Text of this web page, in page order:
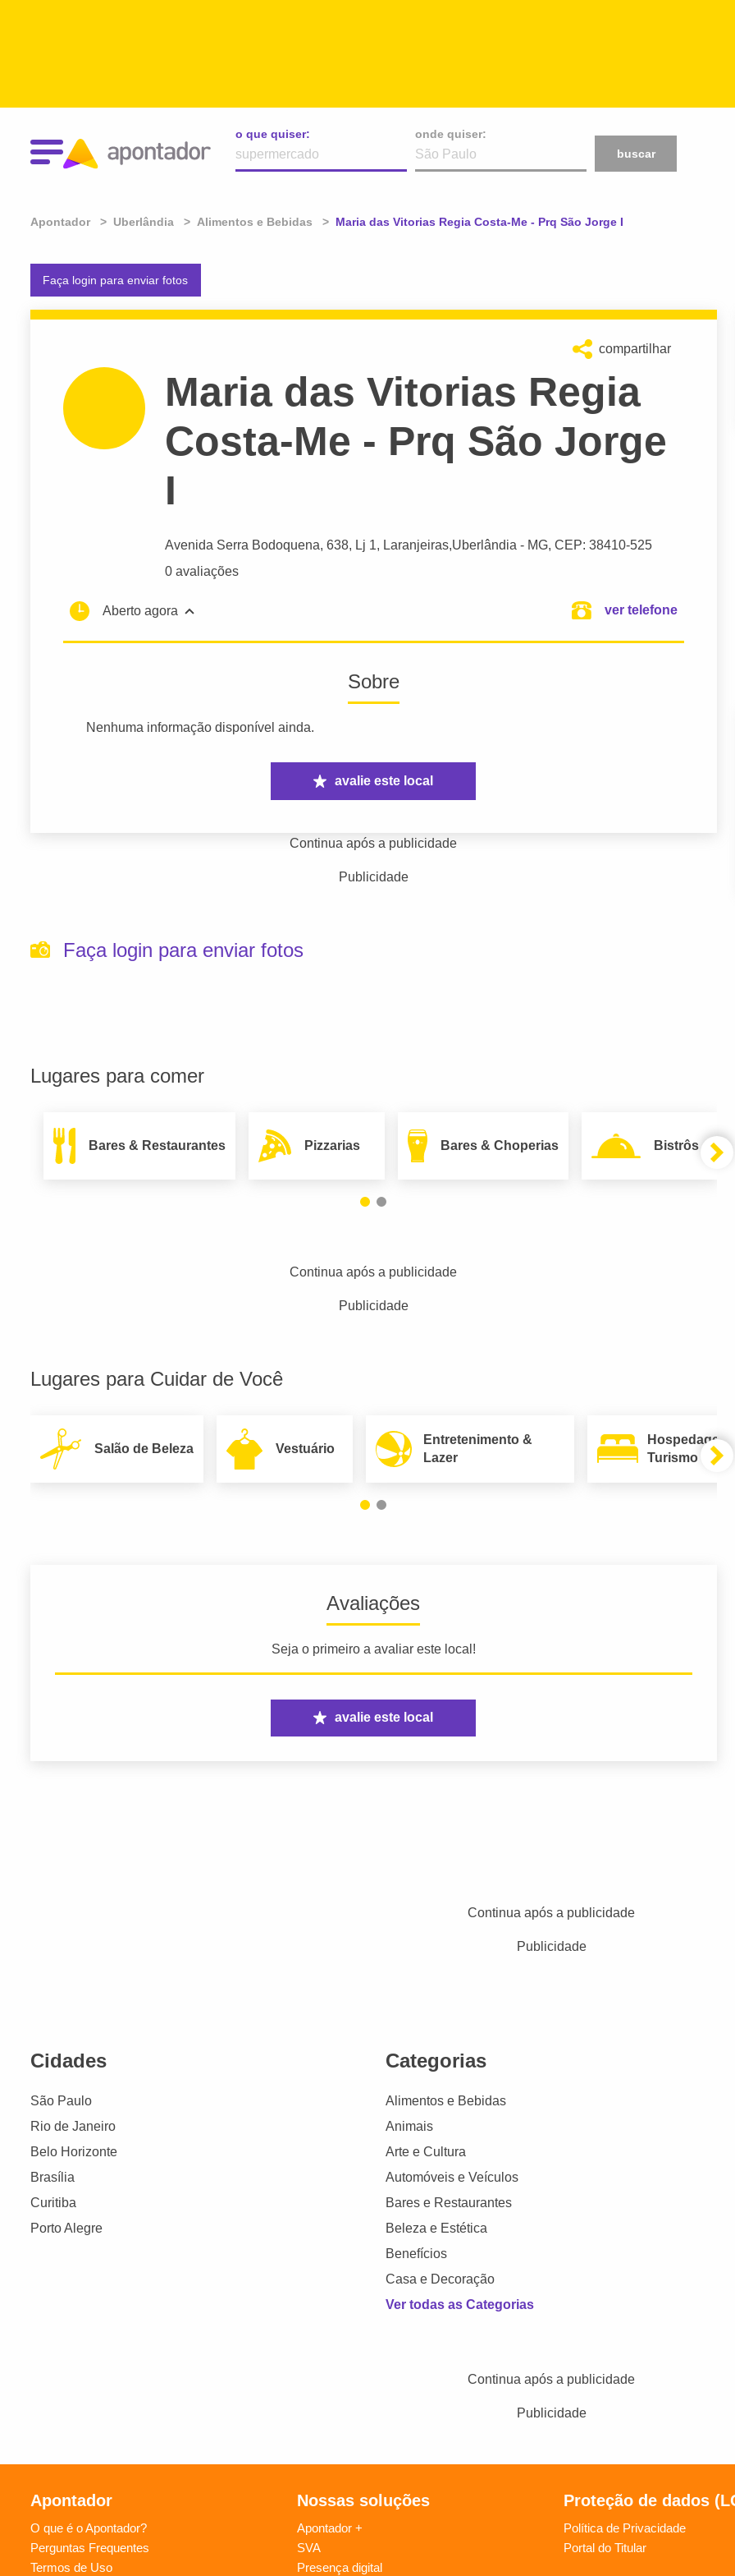
o que quiser:
onde quiser:
buscar
Apontador Uberlândia Alimentos e Bebidas Atual:
Maria das Vitorias Regia Costa-Me - Prq São Jorge I
Faça login para enviar fotos
compartilhar
Maria das Vitorias Regia
Costa-Me - Prq São Jorge
I
Avenida Serra Bodoquena, 638, Lj 1, Laranjeiras,Uberlândia - MG, CEP: 38410-525
0 avaliações
Aberto agora ver telefone
Sobre
Nenhuma informação disponível ainda.
avalie este local
Continua após a publicidade
Publicidade
Faça login para enviar fotos
Lugares para comer
Bares & Restaurantes Pizzarias Bares & Choperias Bistrôs
Continua após a publicidade
Publicidade
Lugares para Cuidar de Você
Salão de Beleza Vestuário
Entretenimento &
Lazer
Hospedagem
Turismo
Avaliações
Seja o primeiro a avaliar este local!
avalie este local
Continua após a publicidade
Publicidade
Cidades
São Paulo
Rio de Janeiro
Belo Horizonte
Brasília
Curitiba
Porto Alegre
Categorias
Alimentos e Bebidas
Animais
Arte e Cultura
Automóveis e Veículos
Bares e Restaurantes
Beleza e Estética
Benefícios
Casa e Decoração
Ver todas as Categorias
Continua após a publicidade
Publicidade
Apontador
O que é o Apontador?
Perguntas Frequentes
Termos de Uso
Nossas soluções
Apontador +
SVA
Presença digital
Proteção de dados
Política de Privacidade
Portal do Titular